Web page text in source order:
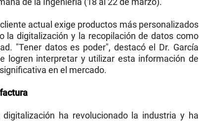
actual exige productos más personalizados
la digitalización y la recopilación de datos como
"Tener datos es poder", destacó el Dr. García
logren interpretar y utilizar esta información de
en el mercado.
ha revolucionado la industria y ha